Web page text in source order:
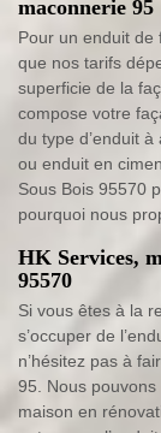
maconnerie 95
Pour un enduit de
que nos tarifs
superficie de la
compose votre
du type d’enduit
ou enduit en
Sous Bois 95570
pourquoi nous
HK Services,
95570
Si vous êtes à la
s’occuper de
n’hésitez pas à
95. Nous
maison en